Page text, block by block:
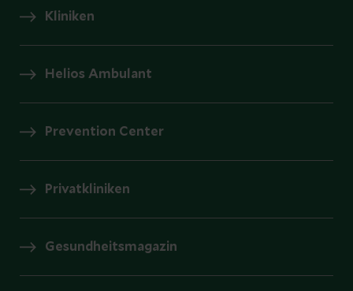
Kliniken
Helios Ambulant
Prevention Center
Privatkliniken
Gesundheitsmagazin